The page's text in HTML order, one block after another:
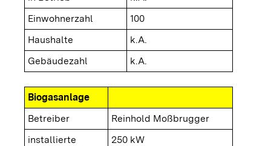
Einwohnerzahl
100
Haushalte
k.A.
Gebäudezahl
k.A.
Biogasanlage
Betreiber
Reinhold Moßbrugger
installierte
250 kW